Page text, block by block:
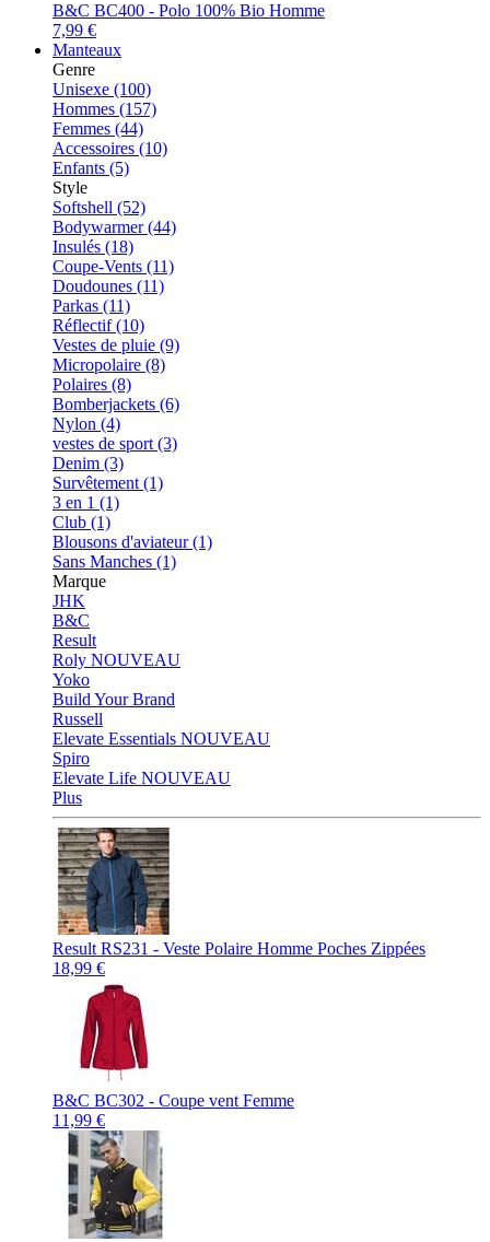
B&C BC400 - Polo 100% Bio Homme
7,99 €
Manteaux
Genre
Unisexe (100)
Hommes (157)
Femmes (44)
Accessoires (10)
Enfants (5)
Style
Softshell (52)
Bodywarmer (44)
Insulés (18)
Coupe-Vents (11)
Doudounes (11)
Parkas (11)
Réflectif (10)
Vestes de pluie (9)
Micropolaire (8)
Polaires (8)
Bomberjackets (6)
Nylon (4)
vestes de sport (3)
Denim (3)
Survêtement (1)
3 en 1 (1)
Club (1)
Blousons d'aviateur (1)
Sans Manches (1)
Marque
JHK
B&C
Result
Roly NOUVEAU
Yoko
Build Your Brand
Russell
Elevate Essentials NOUVEAU
Spiro
Elevate Life NOUVEAU
Plus
Result RS231 - Veste Polaire Homme Poches Zippées
18,99 €
B&C BC302 - Coupe vent Femme
11,99 €